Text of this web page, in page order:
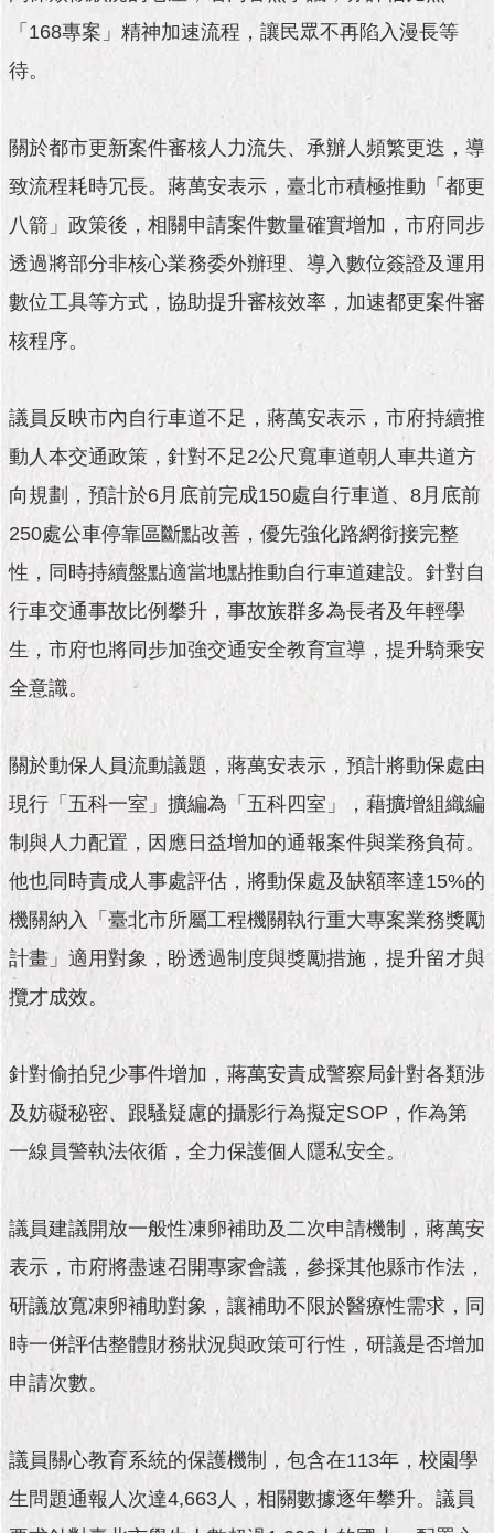
與
專
旅
網
府
站
資
放
宣
告
隱
私
權
及
訊
安
全
政
RSS
聯
我
們
情
系
統
1999）
「168專案」精神加速流程，讓民眾不再陷入漫長等
待。
關於都市更新案件審核人力流失、承辦人頻繁更迭，導
致流程耗時冗長。蔣萬安表示，臺北市積極推動「都更
八箭」政策後，相關申請案件數量確實增加，市府同步
透過將部分非核心業務委外辦理、導入數位簽證及運用
數位工具等方式，協助提升審核效率，加速都更案件審
核程序。
議員反映市內自行車道不足，蔣萬安表示，市府持續推
動人本交通政策，針對不足2公尺寬車道朝人車共道方
向規劃，預計於6月底前完成150處自行車道、8月底前
250處公車停靠區斷點改善，優先強化路網銜接完整
性，同時持續盤點適當地點推動自行車道建設。針對自
行車交通事故比例攀升，事故族群多為長者及年輕學
生，市府也將同步加強交通安全教育宣導，提升騎乘安
全意識。
關於動保人員流動議題，蔣萬安表示，預計將動保處由
現行「五科一室」擴編為「五科四室」，藉擴增組織編
制與人力配置，因應日益增加的通報案件與業務負荷。
他也同時責成人事處評估，將動保處及缺額率達15%的
機關納入「臺北市所屬工程機關執行重大專案業務獎勵
計畫」適用對象，盼透過制度與獎勵措施，提升留才與
攬才成效。
針對偷拍兒少事件增加，蔣萬安責成警察局針對各類涉
及妨礙秘密、跟騷疑慮的攝影行為擬定SOP，作為第
一線員警執法依循，全力保護個人隱私安全。
議員建議開放一般性凍卵補助及二次申請機制，蔣萬安
表示，市府將盡速召開專家會議，參採其他縣市作法，
研議放寬凍卵補助對象，讓補助不限於醫療性需求，同
時一併評估整體財務狀況與政策可行性，研議是否增加
申請次數。
議員關心教育系統的保護機制，包含在113年，校園學
生問題通報人次達4,663人，相關數據逐年攀升。議員